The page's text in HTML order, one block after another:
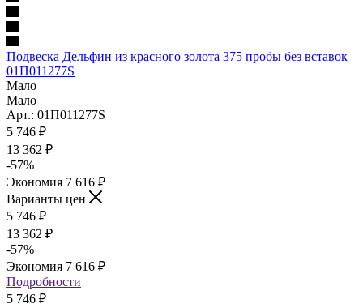
Подвеска Дельфин из красного золота 375 пробы без вставок
01П011277S
Мало
Мало
Арт.: 01П011277S
5 746 ₽
13 362 ₽
-57%
Экономия 7 616 ₽
Варианты цен
5 746 ₽
13 362 ₽
-57%
Экономия 7 616 ₽
Подробности
5 746 ₽